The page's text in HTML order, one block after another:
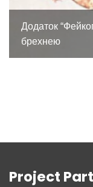
Додаток
брехнею
Project